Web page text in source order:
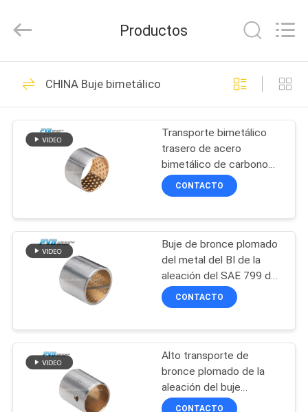
CASA
PRODUCTOS
ESPECTÁCULO
NOSOTROS
RECORRIDO
Sliding
Bearing
Rights
Transporte de
bronce sólido
10
Transporte de
bronce del grafito
10
Transporte de
Productos
CHINA Buje bimetálico
Transporte bimetálico
trasero de acero
bimetálico de carbono
de la aleación de cobre
que forra CuSn10Pb10
CONTACTO
Buje de bronce plomado
del metal del BI de la
aleación del SAE 799 de
acero de la parte
posterior alto
CONTACTO
Alto transporte de
bronce plomado de la
aleación del buje
bimetálico trasero de
CONTACTO